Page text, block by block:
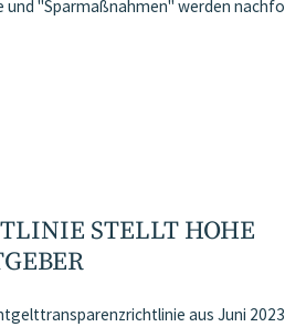
und "Sparmaßnahmen" werden
STELLT HOHE
aus Juni